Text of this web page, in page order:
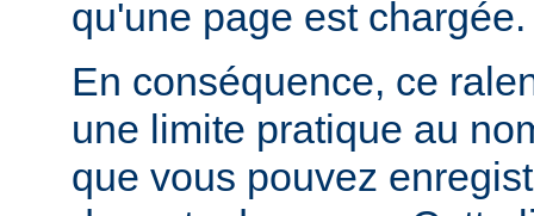
qu'une page est chargée.
En conséquence, ce
une limite pratique au
que vous pouvez